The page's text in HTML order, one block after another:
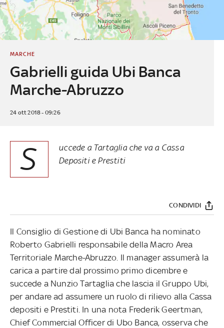
Gabrielli guida Ubi Banca
Marche-Abruzzo
MARCHE
24 ott 2018 - 09:26
S
uccede a Tartaglia che va a Cassa
Depositi e Prestiti
CONDIVIDI
Il Consiglio di Gestione di Ubi Banca ha nominato
Roberto Gabrielli responsabile della Macro Area
Territoriale Marche-Abruzzo. Il manager assumerà la
carica a partire dal prossimo primo dicembre e
succede a Nunzio Tartaglia che lascia il Gruppo Ubi,
per andare ad assumere un ruolo di rilievo alla Cassa
depositi e Prestiti. In una nota Frederik Geertman,
Chief Commercial Officer di Ubo Banca, osserva che